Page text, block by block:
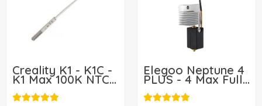
Creality K1 - K1C -
K1 Max 100K NTC
Sıcaklık Sensörü-
Termistör
Elegoo Neptune 4
PLUS - 4 Max Full
Hotend Seti